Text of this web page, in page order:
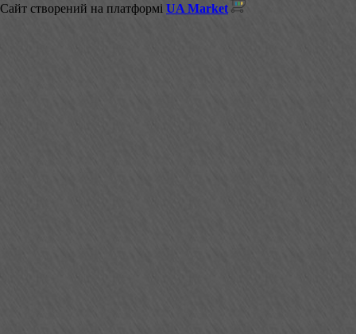
Сайт створений на платформі UA Market